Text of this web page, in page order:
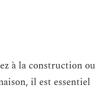
à la construction ou
il est essentiel